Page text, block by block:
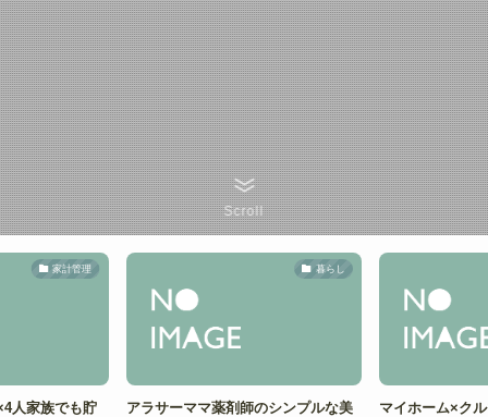
Scroll
家計管理
人家族でも貯
暮らし
アラサーママ薬剤師のシンプルな美
マイホーム×ク